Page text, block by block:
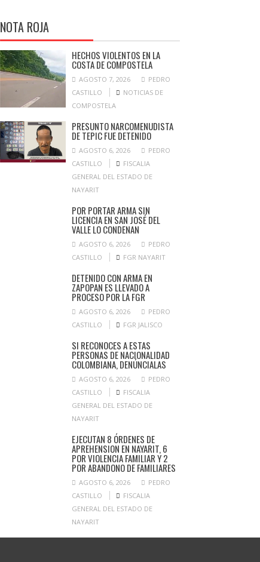
NOTA ROJA
HECHOS VIOLENTOS EN LA
COSTA DE COMPOSTELA
AGOSTO 7, 2026
PEDRO
CASTILLO
NOTICIAS DE
COMPOSTELA
PRESUNTO NARCOMENUDISTA
DE TEPIC FUE DETENIDO
AGOSTO 6, 2026
PEDRO
CASTILLO
FISCALIA
GENERAL DEL ESTADO DE
NAYARIT
POR PORTAR ARMA SIN
LICENCIA EN SAN JOSÉ DEL
VALLE LO CONDENAN
AGOSTO 6, 2026
PEDRO
CASTILLO
FGR NAYARIT
DETENIDO CON ARMA EN
ZAPOPAN ES LLEVADO A
PROCESO POR LA FGR
AGOSTO 6, 2026
PEDRO
CASTILLO
FGR JALISCO
SI RECONOCES A ESTAS
PERSONAS DE NACIONALIDAD
COLOMBIANA, DENÚNCIALAS
AGOSTO 6, 2026
PEDRO
CASTILLO
FISCALIA
GENERAL DEL ESTADO DE
NAYARIT
EJECUTAN 8 ÓRDENES DE
APREHENSION EN NAYARIT, 6
POR VIOLENCIA FAMILIAR Y 2
POR ABANDONO DE FAMILIARES
AGOSTO 6, 2026
PEDRO
CASTILLO
FISCALIA
GENERAL DEL ESTADO DE
NAYARIT